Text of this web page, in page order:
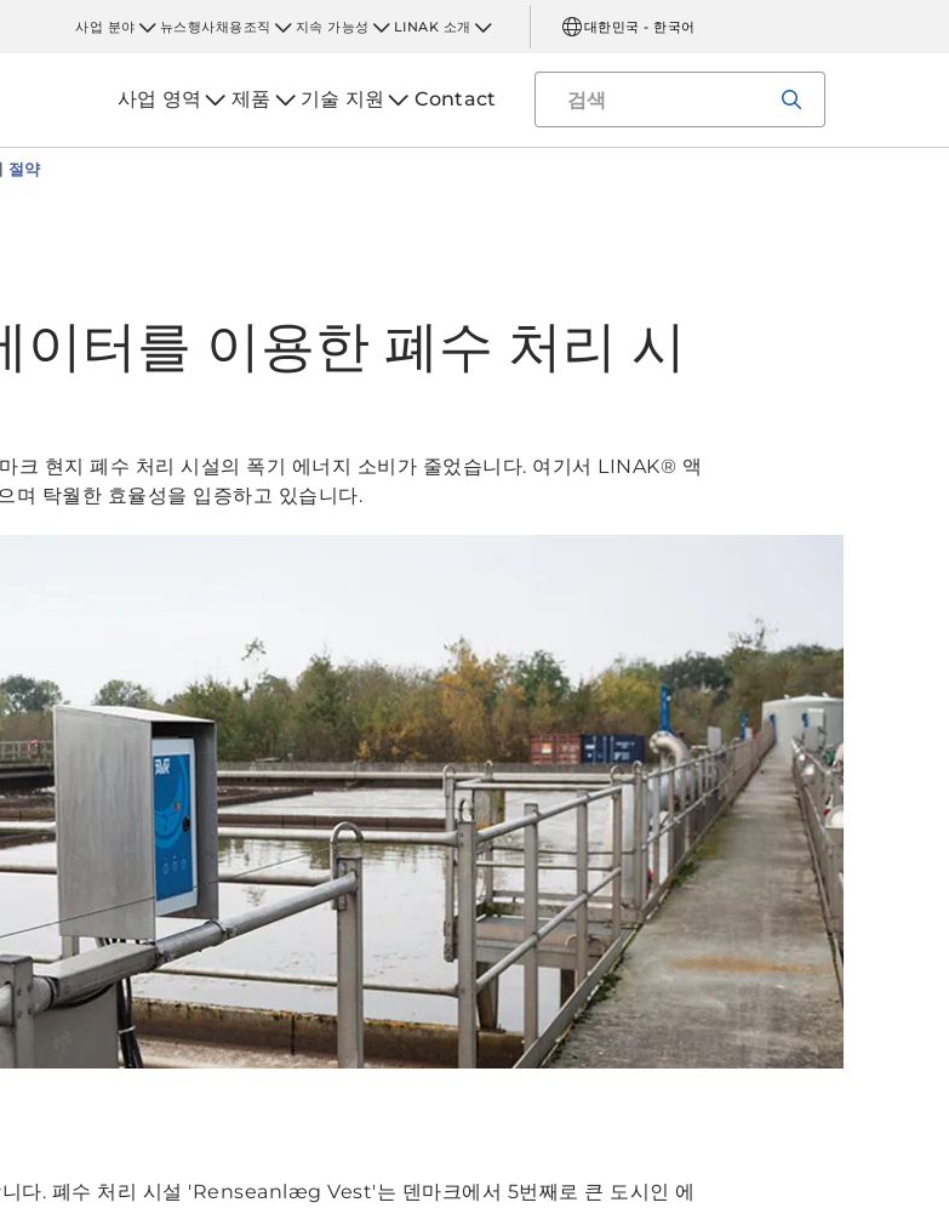
사업 분야 뉴스행사채용 조직 지속 가능성 LINAK 소개 대한민국 - 한국어
사업 영역 제품 기술 지원 Contact
절약
이터를 이용한 폐수 처리 시
크 현지 폐수 처리 시설의 폭기 에너지 소비가 줄었습니다. 여기서 LINAK® 액
며 탁월한 효율성을 입증하고 있습니다.
다. 폐수 처리 시설 'Renseanlæg Vest'는 덴마크에서 5번째로 큰 도시인 에